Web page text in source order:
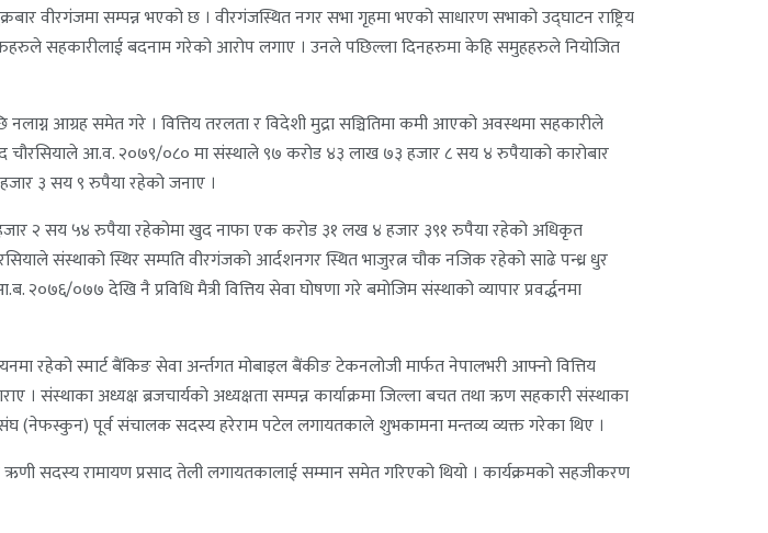
वीरगंजमा सम्पन्न भएको छ । वीरगंजस्थित नगर सभा गृहमा भएको साधारण सभाको उद्घाटन राष्ट्रिय
सहकारीलाई बदनाम गरेको आरोप लगाए । उनले पछिल्ला दिनहरुमा केहि समुहहरुले नियोजित
आग्रह समेत गरे । वित्तिय तरलता र विदेशी मुद्रा सञ्चितिमा कमी आएको अवस्थमा सहकारीले
चौरसियाले आ.व. २०७९/०८० मा संस्थाले ९७ करोड ४३ लाख ७३ हजार ८ सय ४ रुपैयाको कारोबार
३ सय ९ रुपैया रहेको जनाए ।
२ सय ५४ रुपैया रहेकोमा खुद नाफा एक करोड ३१ लख ४ हजार ३९१ रुपैया रहेको अधिकृत
संस्थाको स्थिर सम्पति वीरगंजको आर्दशनगर स्थित भाजुरत्न चौक नजिक रहेको साढे पन्ध्र धुर
०७७ देखि नै प्रविधि मैत्री वित्तिय सेवा घोषणा गरे बमोजिम संस्थाको व्यापार प्रवर्द्धनमा
रहेको स्मार्ट बैंकिङ सेवा अर्न्तगत मोबाइल बैंकीङ टेकनलोजी मार्फत नेपालभरी आफ्नो वित्तिय
संस्थाका अध्यक्ष ब्रजचार्यको अध्यक्षता सम्पन्न कार्याक्रमा जिल्ला बचत तथा ऋण सहकारी संस्थाका
(नेफस्कुन) पूर्व संचालक सदस्य हरेराम पटेल लगायतकाले शुभकामना मन्तव्य व्यक्त गरेका थिए ।
ऋणी सदस्य रामायण प्रसाद तेली लगायतकालाई सम्मान समेत गरिएको थियो । कार्यक्रमको सहजीकरण